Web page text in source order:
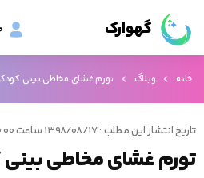
گهوارک
خانه وبلاگ تورم غشای مخاطی بینی
تاریخ انتشار این مطلب : 1398/08/17 ساعت 00:00:00
تورم غشای مخاطی بینی